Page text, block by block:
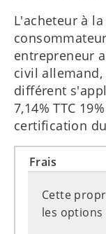
L'acheteur à
entrepreneur
civil
différent
7,14% TTC
certification
Frais
Cette
les options